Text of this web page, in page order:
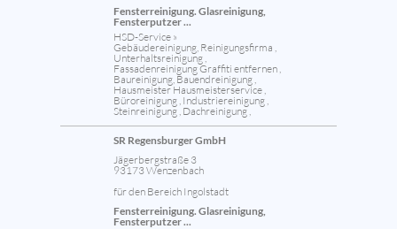
Fensterreinigung. Glasreinigung,
Fensterputzer ...
HSD-Service »
Gebäudereinigung, Reinigungsfirma ,
Unterhaltsreinigung ,
Fassadenreinigung Graffiti entfernen ,
Baureinigung, Bauendreinigung ,
Hausmeister Hausmeisterservice ,
Büroreinigung , Industriereinigung ,
Steinreinigung , Dachreinigung ,
SR Regensburger GmbH
Jägerbergstraße 3
93173 Wenzenbach
für den Bereich Ingolstadt
Fensterreinigung. Glasreinigung,
Fensterputzer ...